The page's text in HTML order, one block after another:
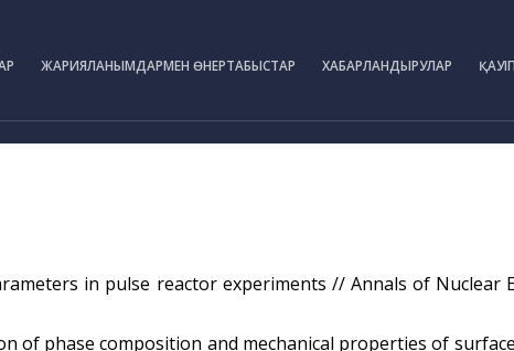
ЖАРИЯЛАНЫМДАРМЕН ӨНЕРТАБЫСТАР ХАБАРЛАНДЫРУЛАР
in pulse reactor experiments // Annals of Nuclear
of phase composition and mechanical properties of